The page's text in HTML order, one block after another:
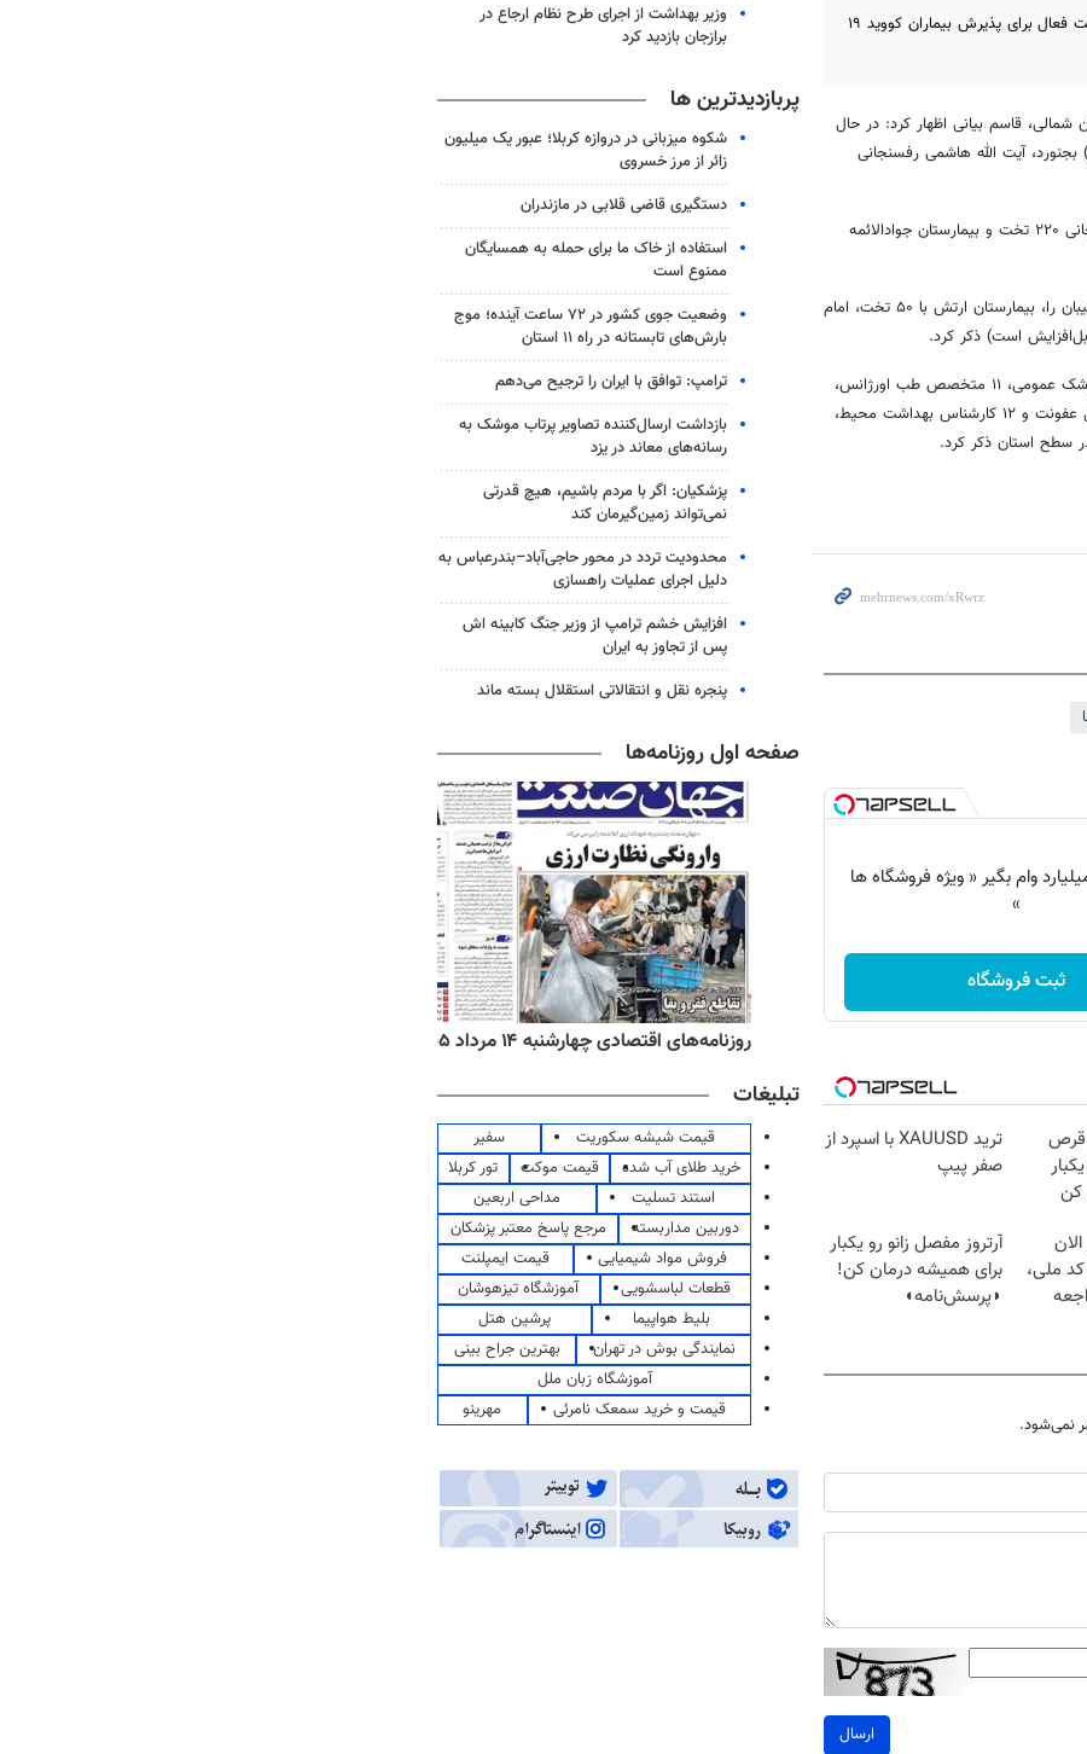
بجنورد- معاون درمان دانشگاه علوم پزشکی خراسان شمالی گفت: ۵۶۶ تخت فعال برای پذیرش بیماران کووید ۱۹
قاسم بیانی اظهار کرد: در حال
امام حسن (ع) بجنورد، آیت الله هاشمی رفسنجانی
وی ادامه داد: بیمارستان امام حسن (ع) با ۳۲۰ تخت، آیت‌الله هاشمی رفسنجانی ۲۲۰ تخت و بیمارستان جوادالائمه
معاون درمان دانشگاه علوم پزشکی خراسان شمالی لیست بیمارستان‌های پشتیبان را، بیمارستان ارتش با ۵۰ تخت، امام
معاون درمان دانشگاه تعداد متخصصین به تفکیک رشته‌های درمانی را ۵۹ پزشک عمومی، ۱۱ متخصص طب اورژانس،
۲۱ متخصص داخلی، ۴ متخصص عفونی، ۳۳۸ پرستار بالینی، ۱۲ پرستار کنترل عفونت و ۱۲ کارشناس بهداشت محیط،
شو تا 3 میلیارد وام بگیر « ویژه فروشگاه ها
»
ثبت فروشگاه
قرص
کن
ترید XAUUSD با اسپرد از
صفر پیپ
کد ملی،
آرتروز مفصل زانو رو یکبار
برای همیشه درمان کن!
◗پرسش‌نامه◖
نمی‌شود.
ارسال
وزیر بهداشت از اجرای طرح نظام ارجاع در
برازجان بازدید کرد
پربازدیدترین ها
شکوه میزبانی در دروازه کربلا؛ عبور یک میلیون
زائر از مرز خسروی
دستگیری قاضی قلابی در مازندران
استفاده از خاک ما برای حمله به همسایگان
ممنوع است
وضعیت جوی کشور در ۷۲ ساعت آینده؛ موج
بارش‌های تابستانه در راه ۱۱ استان
ترامپ: توافق با ایران را ترجیح می‌دهم
بازداشت ارسال‌کننده تصاویر پرتاب موشک به
رسانه‌های معاند در یزد
پزشکیان: اگر با مردم باشیم، هیچ قدرتی
نمی‌تواند زمین‌گیرمان کند
محدودیت تردد در محور حاجی‌آباد–بندرعباس به
دلیل اجرای عملیات راهسازی
افزایش خشم ترامپ از وزیر جنگ کابینه اش
پس از تجاوز به ایران
پنجره‌ نقل و انتقالاتی استقلال بسته ماند
صفحه اول روزنامه‌ها
روزنامه‌های اقتصادی چهارشنبه ۱۴ مرداد ۱۴۰۵
تبلیغات
قیمت شیشه سکوریت
سفیر
خرید طلای آب شده
قیمت موکت
تور کربلا
استند تسلیت
مداحی اربعین
دوربین مداربسته
مرجع پاسخ معتبر پزشکان
فروش مواد شیمیایی
قیمت ایمپلنت
قطعات لباسشویی
آموزشگاه تیزهوشان
بلیط هواپیما
پرشین هتل
نمایندگی بوش در تهران
بهترین جراح بینی
آموزشگاه زبان ملل
قیمت و خرید سمعک نامرئی
مهرینو